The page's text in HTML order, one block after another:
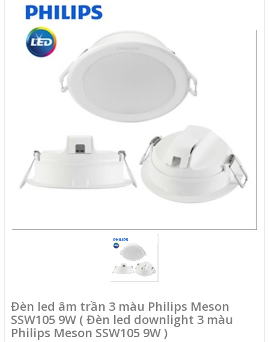
Đèn led âm trần 3 màu Philips Meson
SSW105 9W ( Đèn led downlight 3 màu
Philips Meson SSW105 9W )